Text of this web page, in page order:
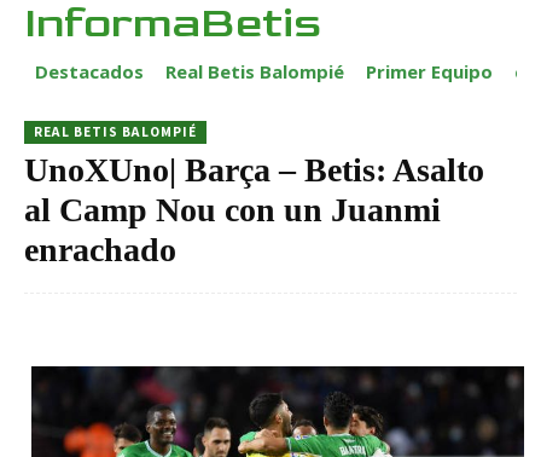
InformaBetis
Destacados Real Betis Balompié Primer Equipo
REAL BETIS BALOMPIÉ
UnoXUno| Barça – Betis: Asalto
al Camp Nou con un Juanmi
enrachado